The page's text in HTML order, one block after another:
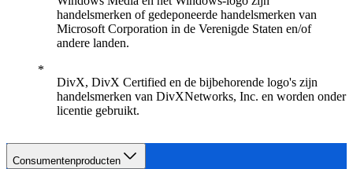
handelsmerken of gedeponeerde handelsmerken van
Microsoft Corporation in de Verenigde Staten en/of
andere landen.
DivX, DivX Certified en de bijbehorende logo's zijn
handelsmerken van DivXNetworks, Inc. en worden onder
licentie gebruikt.
Consumentenproducten